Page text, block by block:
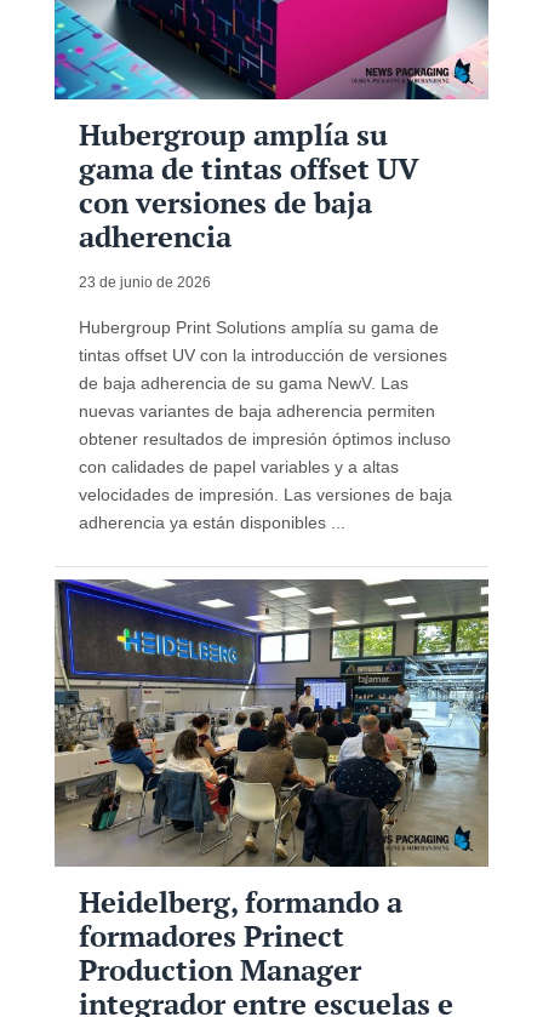
Hubergroup amplía su
gama de tintas offset UV
con versiones de baja
adherencia
23 de junio de 2026
Hubergroup Print Solutions amplía su gama de
tintas offset UV con la introducción de versiones
de baja adherencia de su gama NewV. Las
nuevas variantes de baja adherencia permiten
obtener resultados de impresión óptimos incluso
con calidades de papel variables y a altas
velocidades de impresión. Las versiones de baja
adherencia ya están disponibles ...
Heidelberg, formando a
formadores Prinect
Production Manager
integrador entre escuelas e